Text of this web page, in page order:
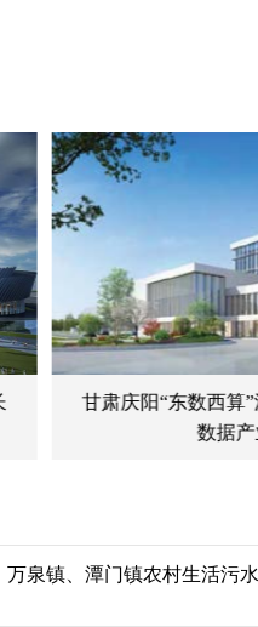
甘肃庆阳“东数西算
数据产
万泉镇、潭门镇农村生活污